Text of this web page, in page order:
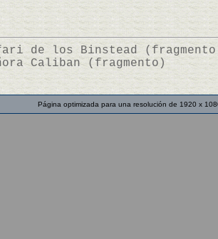
de los Binstead
Caliban (fragmento)
Página optimizada para una resolución de 1920 x